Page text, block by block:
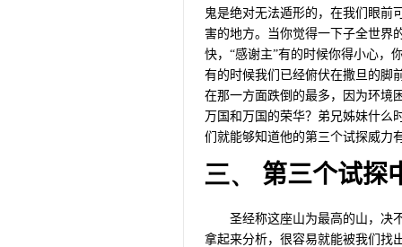
鬼是绝对无法遁形的，在我们眼前
害的地方。当你觉得一下子全世界
快，“感谢主”有的时候你得小心，
有的时候我们已经俯伏在撒旦的脚
在那一方面跌倒的最多，因为环境
万国和万国的荣华？弟兄姊妹什么
们就能够知道他的第三个试探威力
三、 第三个试探
圣经称这座山为最高的山，决
拿起来分析，很容易就能被我们找